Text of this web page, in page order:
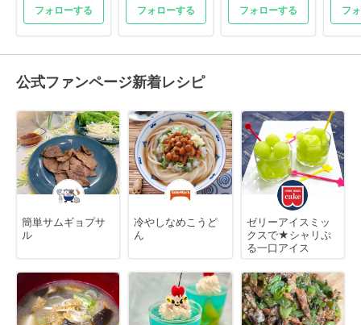
フォローする フォローする フォローする フ
公式ファンページ新着レシピ
簡単サムギョプサ
ル
冷やしなめこうど
ん
ゼリーアイスミッ
クスで★シャリぷ
る一口アイス